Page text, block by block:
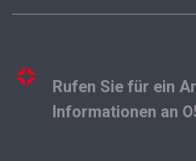
Rufen Sie für ein
Informationen an